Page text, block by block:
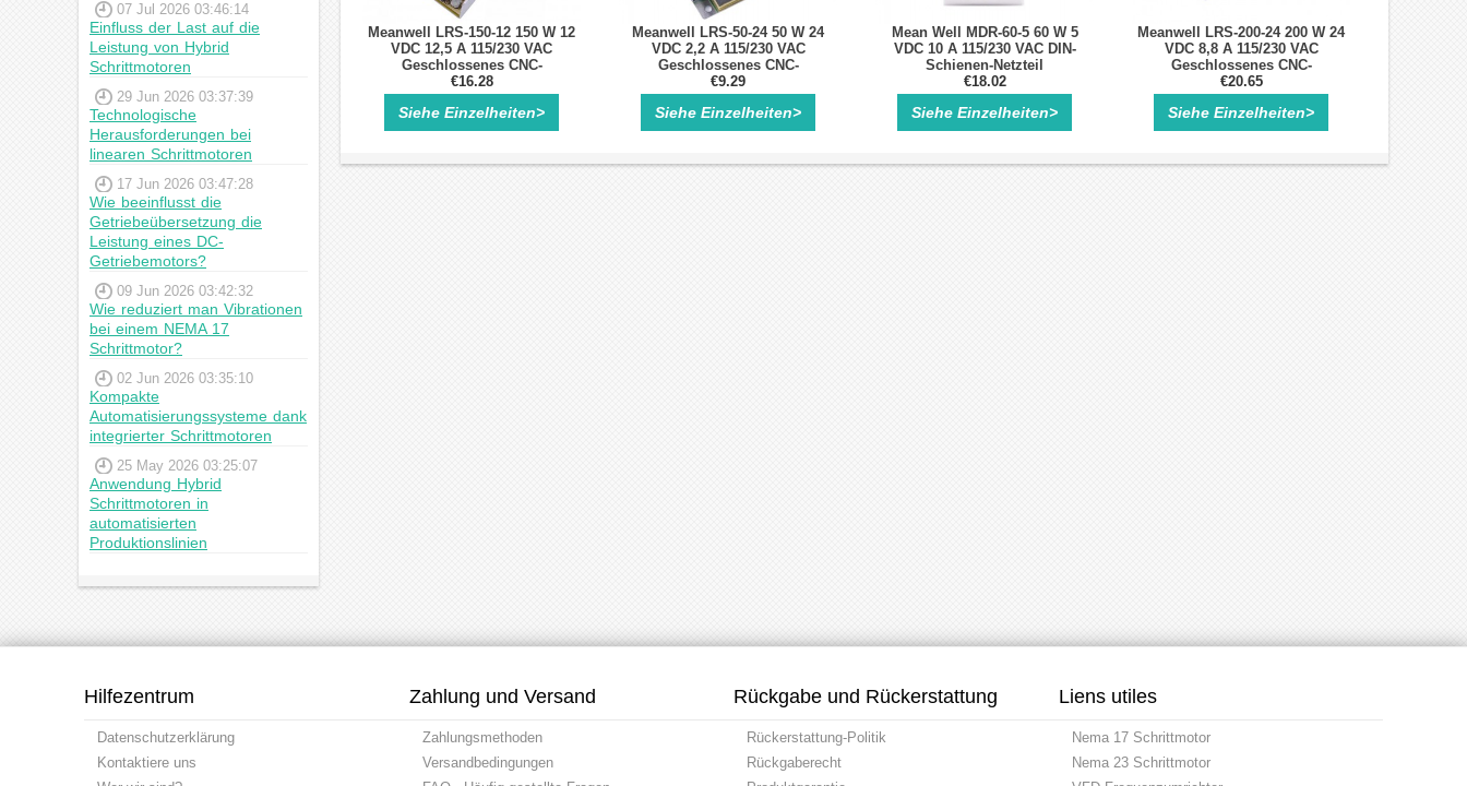
07 Jul 2026 03:46:14
Einfluss der Last auf die
Leistung von Hybrid
Schrittmotoren
29 Jun 2026 03:37:39
Technologische
Herausforderungen bei
linearen Schrittmotoren
17 Jun 2026 03:47:28
Wie beeinflusst die
Getriebeübersetzung die
Leistung eines DC-
Getriebemotors?
09 Jun 2026 03:42:32
Wie reduziert man Vibrationen
bei einem NEMA 17
Schrittmotor?
02 Jun 2026 03:35:10
Kompakte
Automatisierungssysteme dank
integrierter Schrittmotoren
25 May 2026 03:25:07
Anwendung Hybrid
Schrittmotoren in
automatisierten
Produktionslinien
Meanwell LRS-150-12 150 W 12
VDC 12,5 A 115/230 VAC
Geschlossenes CNC-
Schrittmotor-Schaltnetzteil
€16.28
Siehe Einzelheiten>
Meanwell LRS-50-24 50 W 24
VDC 2,2 A 115/230 VAC
Geschlossenes CNC-
Schaltnetzteil
€9.29
Siehe Einzelheiten>
Mean Well MDR-60-5 60 W 5
VDC 10 A 115/230 VAC DIN-
Schienen-Netzteil
€18.02
Siehe Einzelheiten>
Meanwell LRS-200-24 200 W 24
VDC 8,8 A 115/230 VAC
Geschlossenes CNC-
Schaltnetzteil
€20.65
Siehe Einzelheiten>
Hilfezentrum
Datenschutzerklärung
Kontaktiere uns
Zahlung und Versand
Zahlungsmethoden
Versandbedingungen
Rückgabe und Rückerstattung
Rückerstattung-Politik
Rückgaberecht
Liens utiles
Nema 17 Schrittmotor
Nema 23 Schrittmotor